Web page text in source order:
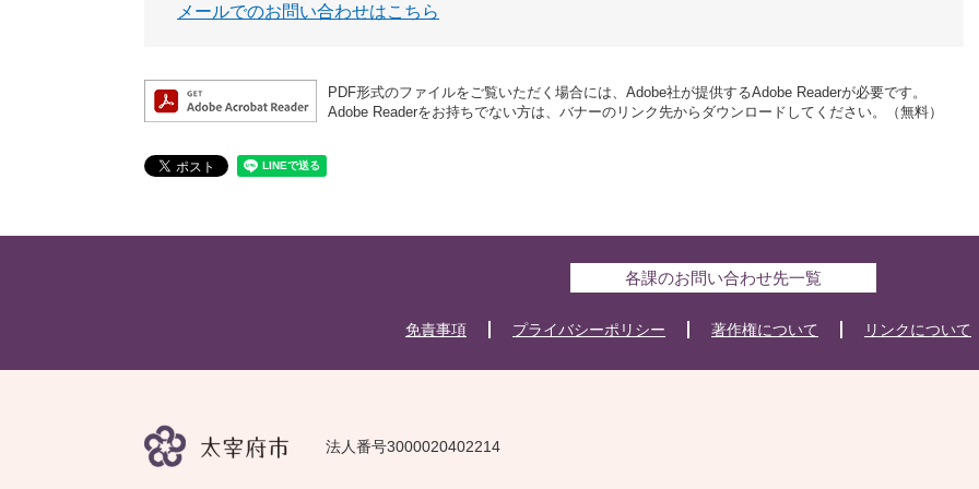
メールでのお問い合わせはこちら
PDF形式のファイルをご覧いただく場合には、Adobe社が提供するAdobe Readerが必要です。
Adobe Readerをお持ちでない方は、バナーのリンク先からダウンロードしてください。（無料）
各課のお問い合わせ先一覧
免責事項 プライバシーポリシー 著作権について リンクについて
法人番号3000020402214